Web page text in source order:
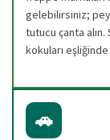
gelebilirsiniz;
tutucu çanta
kokuları
🚗